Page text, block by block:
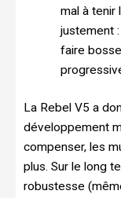
mal à tenir
justement
faire
La Rebel V5 a
développement
compenser, les
plus. Sur le long
robustesse